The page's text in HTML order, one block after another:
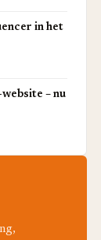
in het
– nu